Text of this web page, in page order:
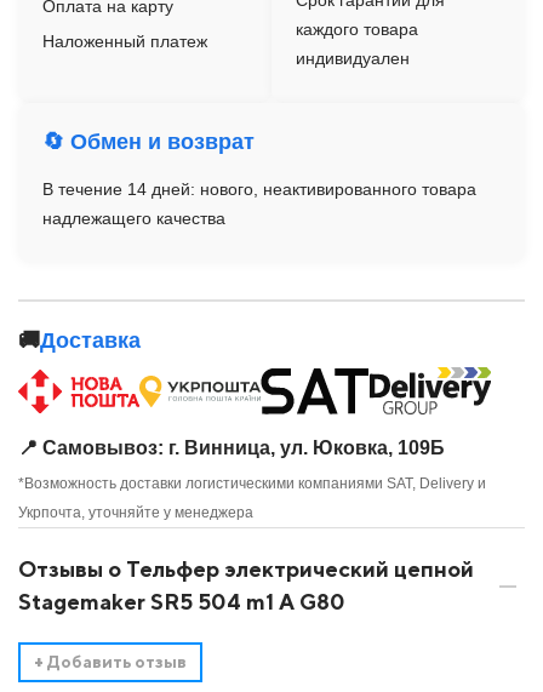
Оплата на карту
Наложенный платеж
каждого товара
индивидуален
🔄 Обмен и возврат
В течение 14 дней: нового, неактивированного товара
надлежащего качества
🚚Доставка
📍 Самовывоз: г. Винница, ул. Юковка, 109Б
*Возможность доставки логистическими компаниями SAT, Delivery и
Укрпочта, уточняйте у менеджера
Отзывы о Тельфер электрический цепной
Stagemaker SR5 504 m1 A G80
+ Добавить отзыв